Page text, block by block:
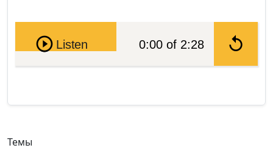
Pause
Listen 0:00 of 2:28
Темы